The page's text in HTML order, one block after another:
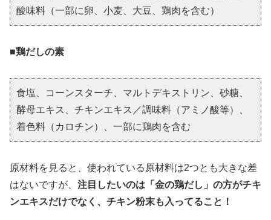
酸味料（一部に卵、小麦、大豆、鶏肉を含む）
■鶏だしの素
食塩、コーンスターチ、マルトデキストリン、砂糖、
酵母エキス、チキンエキス／調味料（アミノ酸等）、
着色料（カロチン）、一部に鶏肉を含む
原材料を見ると、使われている原材料は2つとも大きな差
はないですが、 注目したいのは「金の鶏だし」の方がチキ
ンエキスだけでなく、チキン粉末も入ってること！